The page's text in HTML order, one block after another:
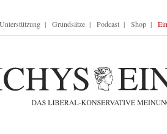
Unterstützung Grundsätze Podcast Shop